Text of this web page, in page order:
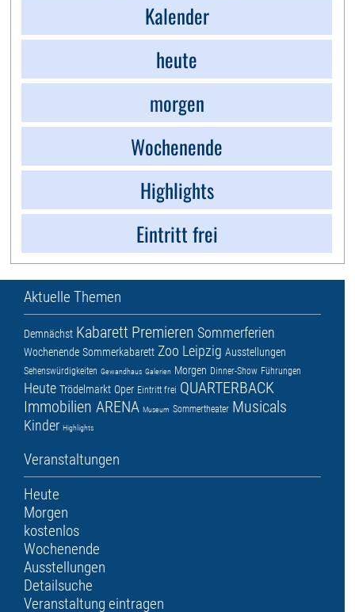
Kalender
heute
morgen
Wochenende
Highlights
Eintritt frei
Aktuelle Themen
Demnächst Kabarett Premieren Sommerferien
Wochenende Sommerkabarett Zoo Leipzig Ausstellungen
Sehenswürdigkeiten Gewandhaus Galerien Morgen Dinner-Show Führungen
Heute Trödelmarkt Oper Eintritt frei QUARTERBACK
Immobilien ARENA Museum Sommertheater Musicals
Kinder Highlights
Veranstaltungen
Heute
Morgen
kostenlos
Wochenende
Ausstellungen
Detailsuche
Veranstaltung eintragen